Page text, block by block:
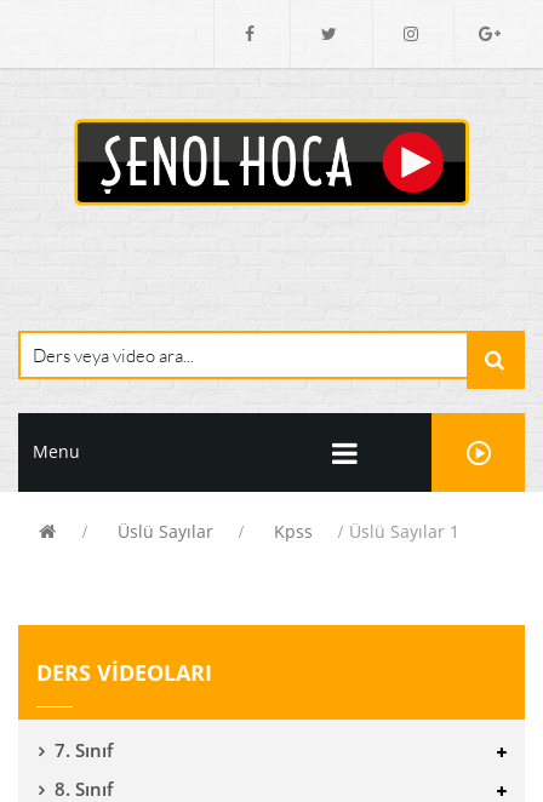
Menu
Üslü Sayılar Kpss Üslü Sayılar 1
DERS VİDEOLARI
7. Sınıf
8. Sınıf